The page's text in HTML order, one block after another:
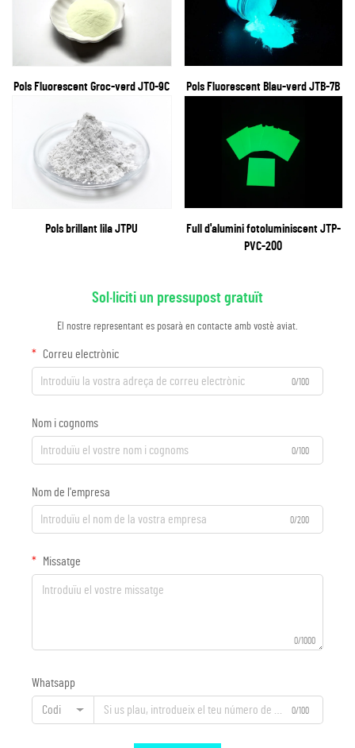
Pols Fluorescent Groc-verd JTO-9C Pols Fluorescent Blau-verd JTB-7B
Pols brillant lila JTPU
Full d'alumini fotoluminiscent JTP-
PVC-200
Sol·liciti un pressupost gratuït
El nostre representant es posarà en contacte amb vostè aviat.
Correu electrònic
0/100
Nom i cognoms
0/100
Nom de l'empresa
0/200
Missatge
0/1000
Whatsapp
Codi 0/100